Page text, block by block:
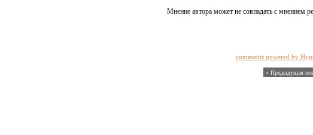
Мнение автора может не совпадать с мнением
comments powered by
« Предыдущая